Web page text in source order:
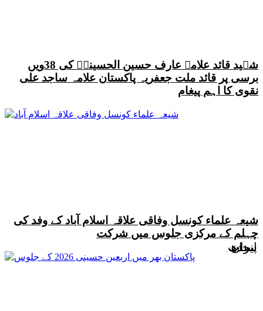
پنجاب
سندھ
ایران
سندھ
شہید قائد علامہ عارف حسین الحسینیؒ کی 38ویں
برسی پر قائد ملت جعفریہ پاکستان علامہ ساجد علی
نقوی کا اہم پیغام
شیعہ علماء کونسل وفاقی علاقہ اسلام آباد کے وفد کی
چہلم کے مرکزی جلوس میں شرکت